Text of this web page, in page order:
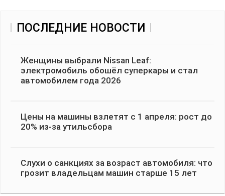
ПОСЛЕДНИЕ НОВОСТИ
Женщины выбрали Nissan Leaf:
электромобиль обошёл суперкары и стал
автомобилем года 2026
Цены на машины взлетят с 1 апреля: рост до
20% из-за утильсбора
Слухи о санкциях за возраст автомобиля: что
грозит владельцам машин старше 15 лет